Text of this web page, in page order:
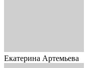
Екатерина Артемьева